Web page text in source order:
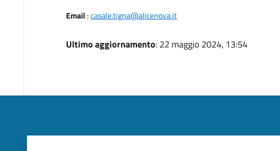
Email:casale.tigna@alicenova.it
Ultimo aggiornamento: 22 maggio 2024, 13:54